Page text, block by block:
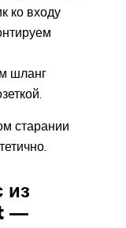
ко входу
шланг
старании
из
—